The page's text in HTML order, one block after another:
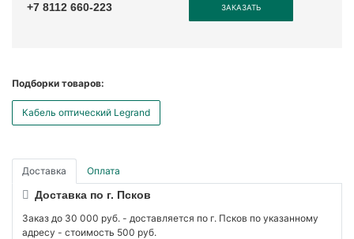
+7 8112 660-223 ЗАКАЗАТЬ
Подборки товаров:
Кабель оптический Legrand
Доставка Оплата
Доставка по г. Псков
Заказ до 30 000 руб. - доставляется по г. Псков по указанному
адресу - стоимость 500 руб.